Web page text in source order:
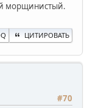
морщинистый.
ЦИТИРОВАТЬ
#70